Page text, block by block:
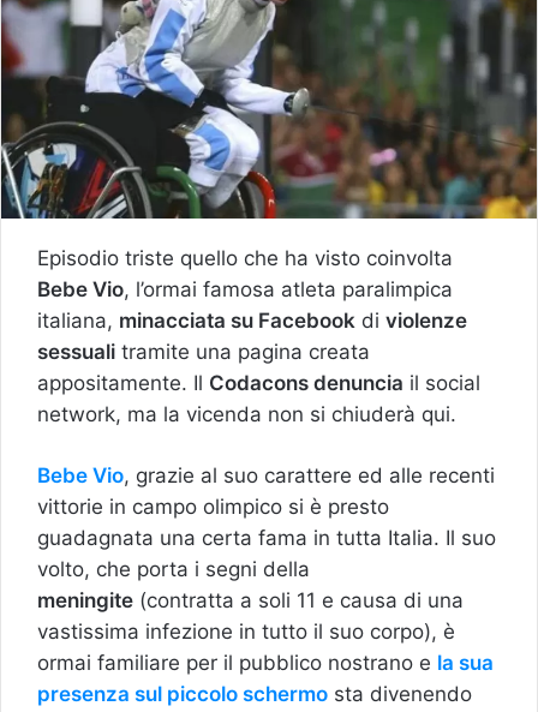
Episodio triste quello che ha visto coinvolta
Bebe Vio, l’ormai famosa atleta paralimpica
italiana, minacciata su Facebook di violenze
sessuali tramite una pagina creata
appositamente. Il Codacons denuncia il social
network, ma la vicenda non si chiuderà qui.
Bebe Vio, grazie al suo carattere ed alle recenti
vittorie in campo olimpico si è presto
guadagnata una certa fama in tutta Italia. Il suo
volto, che porta i segni della
meningite (contratta a soli 11 e causa di una
vastissima infezione in tutto il suo corpo), è
ormai familiare per il pubblico nostrano e la sua
presenza sul piccolo schermo sta divenendo